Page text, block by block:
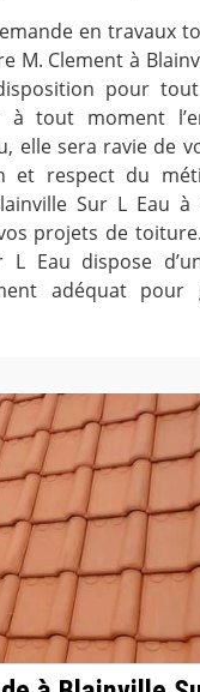
en travaux
M. Clement à
pour
à tout moment
elle sera ravie de
et respect du
Sur L Eau
projets de
Eau dispose
adéquat pour